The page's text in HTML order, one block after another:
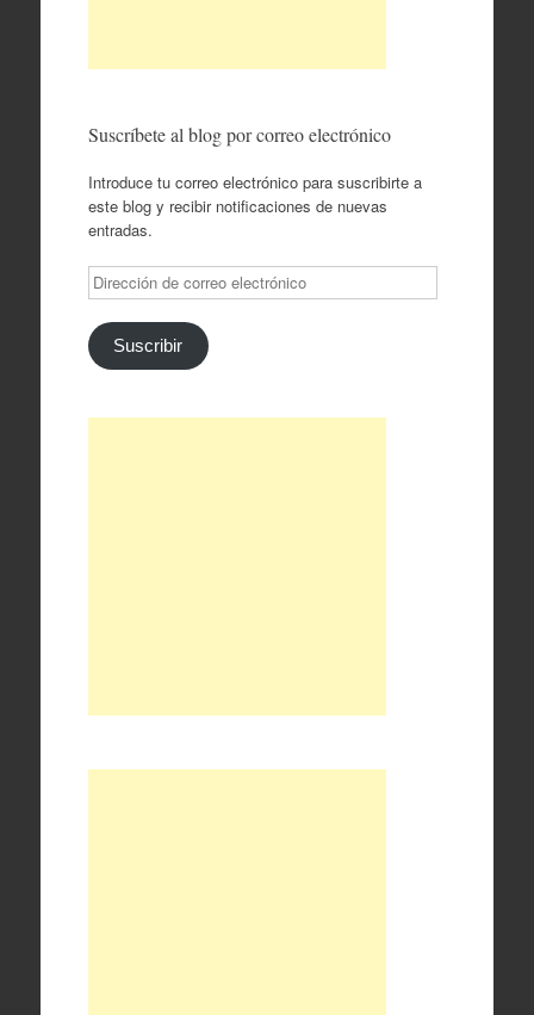
Suscríbete al blog por correo electrónico
Introduce tu correo electrónico para suscribirte a
este blog y recibir notificaciones de nuevas
entradas.
Dirección
de
correo
electrónico
Suscribir